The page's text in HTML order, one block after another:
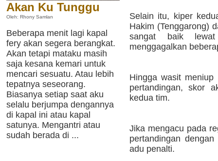
Akan Ku Tunggu
Oleh: Rhony Samlan
Beberapa menit lagi kapal
fery akan segera berangkat.
Akan tetapi mataku masih
saja kesana kemari untuk
mencari sesuatu. Atau lebih
tepatnya seseorang.
Biasanya setiap saat aku
selalu berjumpa dengannya
di kapal ini atau kapal
satunya. Mengantri atau
sudah berada di ...
Selain itu, kiper
Hakim (Tenggarong)
sangat baik
menggagalkan
Hingga wasit meniup
pertandingan, skor
kedua tim.
Jika mengacu pada
pertandingan
adu penalti.